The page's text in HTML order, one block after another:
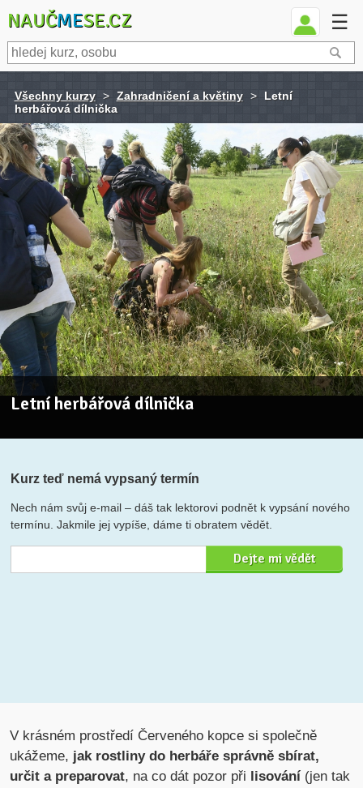
NAUČMESE.CZ ☰
Všechny kurzy > Zahradničení a květiny >
Letní
herbářová dílnička
Letní herbářová dílnička
Kurz teď nemá vypsaný termín
Nech nám svůj e-mail – dáš tak lektorovi podnět k vypsání nového
termínu. Jakmile jej vypíše, dáme ti obratem vědět.
V krásném prostředí Červeného kopce si společně
ukážeme, jak rostliny do herbáře správně sbírat,
určit a preparovat, na co dát pozor při lisování (jen tak